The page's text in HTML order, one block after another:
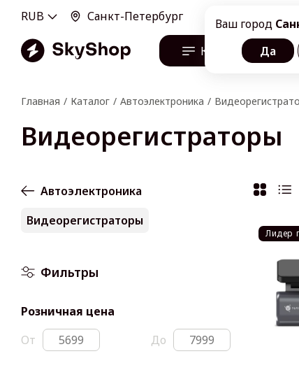
Ваш город
Да
RUB Санкт-Петербург 100100, г.
Каталог
Главная Каталог Автоэлектроника
Видеорегистраторы
Автоэлектроника
Видеорегистраторы
Фильтры
Розничная цена
От
До
Лидер